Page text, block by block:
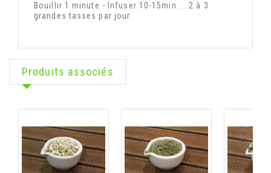
Bouillir 1 minute - Infuser 10-15min ... 2 à 3
grandes tasses par jour
Produits associés